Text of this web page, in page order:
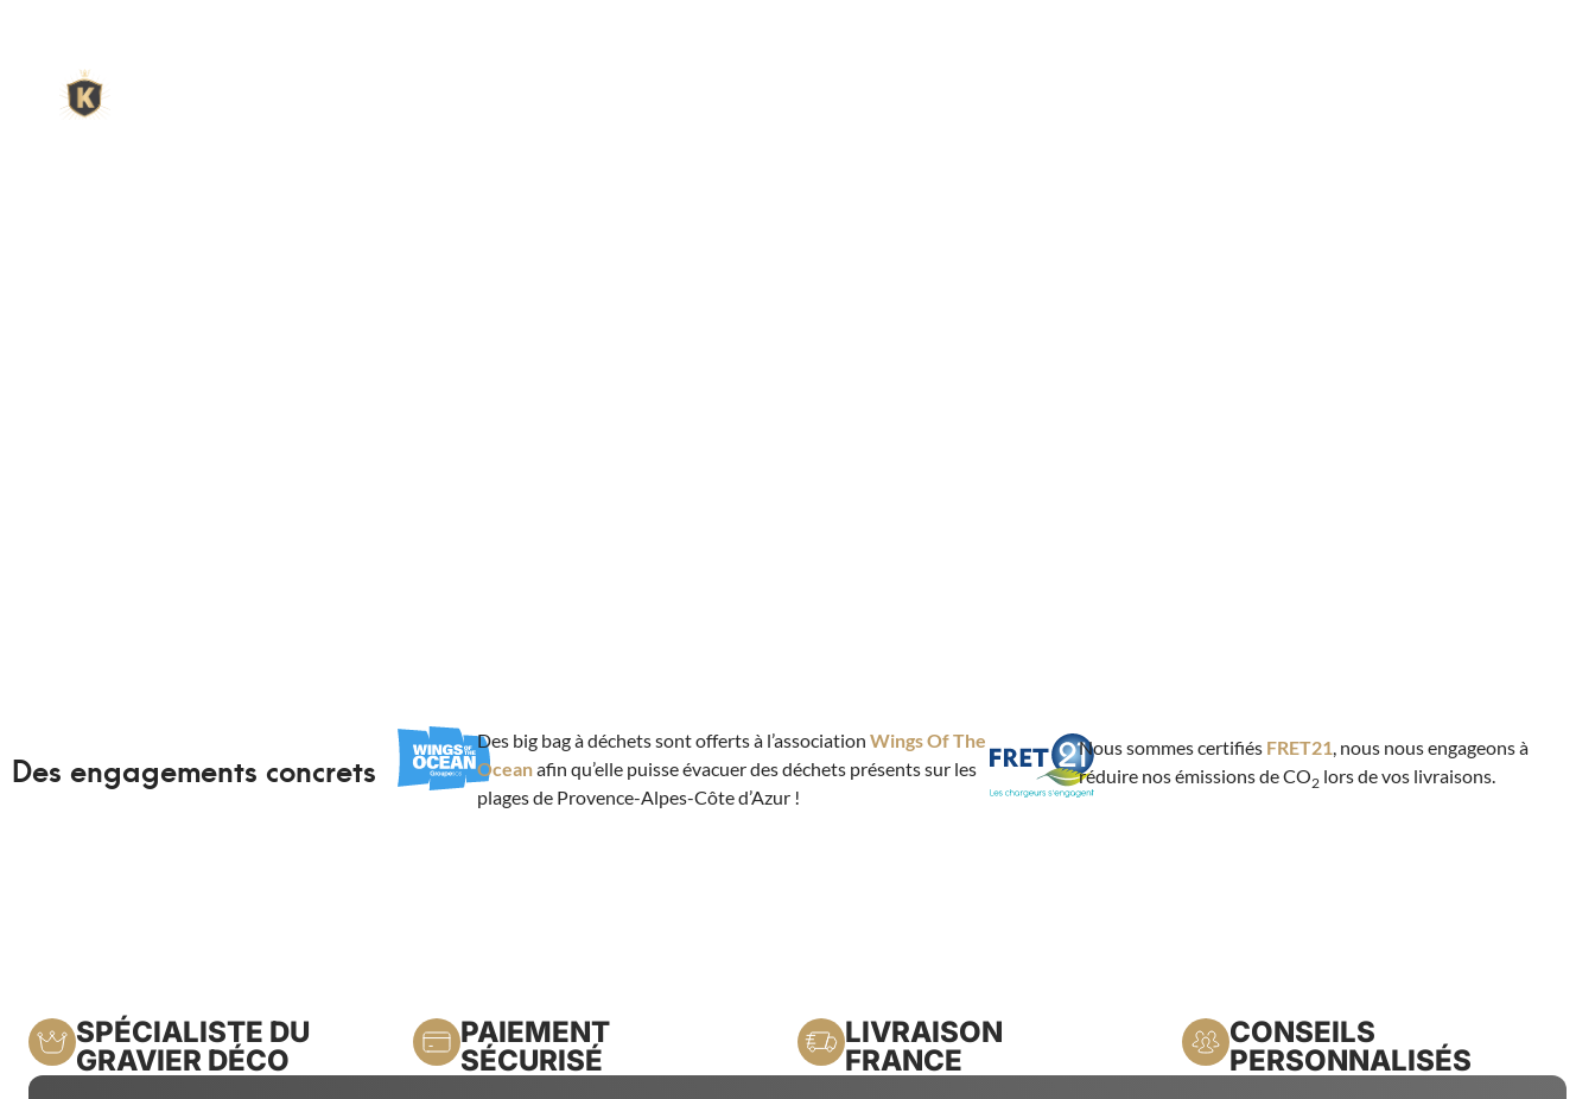
Des engagements concrets
Des big bag à déchets sont offerts à l’associationWings Of The
Oceanafin qu’elle puisse évacuer des déchets présents sur les
plages de Provence-Alpes-Côte d’Azur !
Nous sommes certifiés FRET21, nous nous engageons à
réduire nos émissions de CO2 lors de vos livraisons.
SPÉCIALISTE DU
GRAVIER DÉCO
PAIEMENT
SÉCURISÉ
LIVRAISON
FRANCE
CONSEILS
PERSONNALISÉS